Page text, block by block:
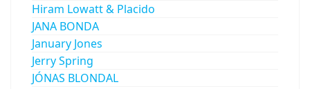
Hiram Lowatt & Placido
JANA BONDA
January Jones
Jerry Spring
JÓNAS BLONDAL